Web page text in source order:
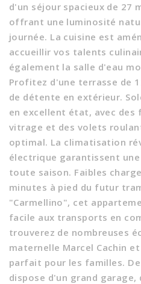
d'un séjour spacieux de 27
offrant une luminosité
journée. La cuisine est
accueillir vos talents
également la salle d'eau
Profitez d'une terrasse de
de détente en extérieur.
en excellent état, avec des
vitrage et des volets
optimal. La climatisation
électrique garantissent
toute saison. Faibles
minutes à pied du futur
"Carmellino", cet
facile aux transports en
trouverez de nombreuses
maternelle Marcel Cachin
parfait pour les familles.
dispose d'un grand garage,